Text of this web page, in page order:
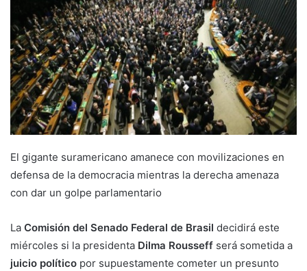
El gigante suramericano amanece con movilizaciones en
defensa de la democracia mientras la derecha amenaza
con dar un golpe parlamentario
La Comisión del Senado Federal de Brasil decidirá este
miércoles si la presidenta Dilma Rousseff será sometida a
juicio político por supuestamente cometer un presunto